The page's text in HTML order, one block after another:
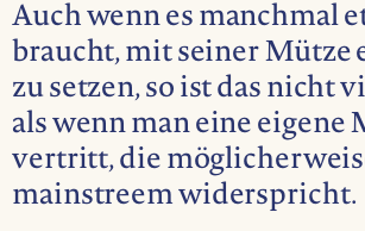
Auch wenn es manchmal
braucht, mit seiner Mütze
zu setzen, so ist das nicht
als wenn man eine eigene
vertritt, die
mainstreem widerspricht.